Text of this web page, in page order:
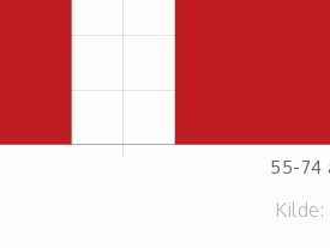
Kilde: